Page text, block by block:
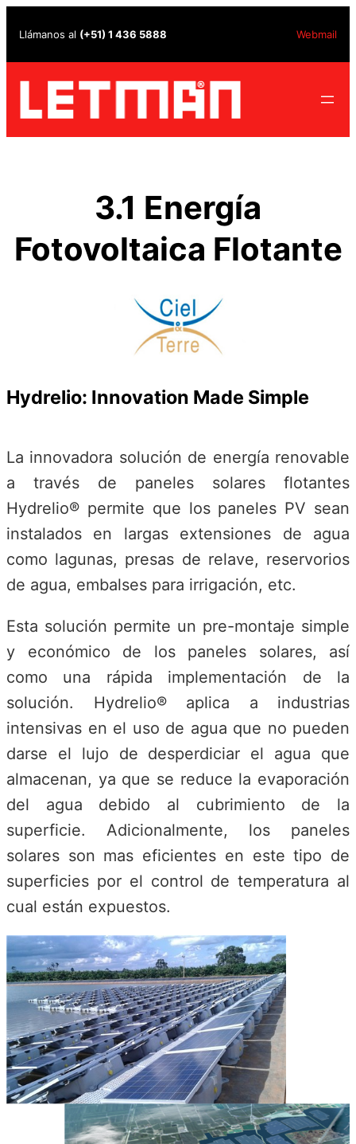
Llámanos al (+51) 1 436 5888 Webmail
3.1 Energía
Fotovoltaica Flotante
Hydrelio: Innovation Made Simple
La innovadora solución de energía renovable
a través de paneles solares flotantes
Hydrelio® permite que los paneles PV sean
instalados en largas extensiones de agua
como lagunas, presas de relave, reservorios
de agua, embalses para irrigación, etc.
Esta solución permite un pre-montaje simple
y económico de los paneles solares, así
como una rápida implementación de la
solución. Hydrelio® aplica a industrias
intensivas en el uso de agua que no pueden
darse el lujo de desperdiciar el agua que
almacenan, ya que se reduce la evaporación
del agua debido al cubrimiento de la
superficie. Adicionalmente, los paneles
solares son mas eficientes en este tipo de
superficies por el control de temperatura al
cual están expuestos.